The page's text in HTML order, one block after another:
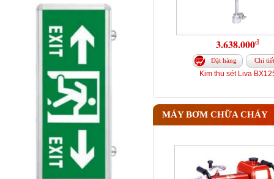
3.638.000đ
Đặt hàng Chi tiết
Kim thu sét Liva
MÁY BƠM CHỮA CHÁY